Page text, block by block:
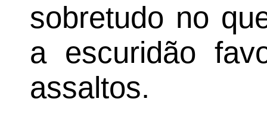
sobretudo no
a escuridão
assaltos.